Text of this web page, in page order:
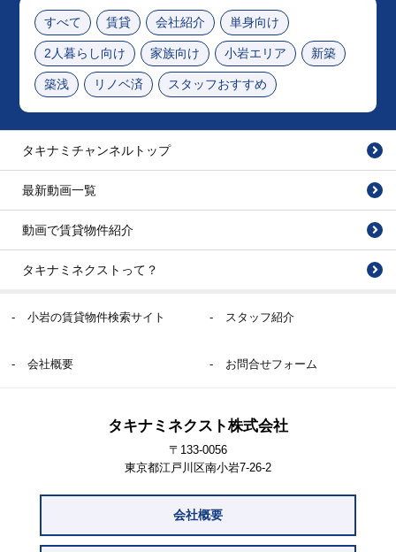
すべて 賃貸 会社紹介 単身向け
2人暮らし向け 家族向け 小岩エリア 新築
築浅 リノベ済 スタッフおすすめ
タキナミチャンネルトップ
最新動画一覧
動画で賃貸物件紹介
タキナミネクストって？
小岩の賃貸物件検索サイト スタッフ紹介
会社概要 お問合せフォーム
タキナミネクスト株式会社
〒133-0056
東京都江戸川区南小岩7-26-2
会社概要